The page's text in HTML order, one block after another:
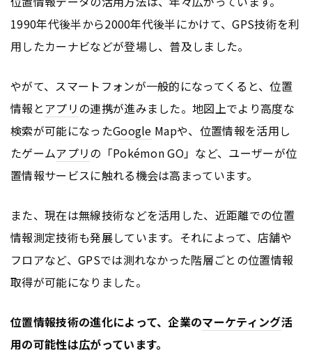
1990年代後半から2000年代後半にかけて、GPS技術を利
用したカーナビなどが登場し、普及しました。
やがて、スマートフォンが一般的になってくると、位置
情報とアプリの連携が進みました。地図上でより高度な
検索が可能になったGoogle Mapや、位置情報を活用し
たゲームアプリの「Pokémon GO」など、ユーザーが位
置情報サービスに触れる機会は高まっています。
また、現在は無線技術などを活用した、近距離での位置
情報測定技術も発展しています。それによって、店舗や
フロアなど、GPSでは測れなかった階層ごとの位置情報
取得が可能になりました。
位置情報技術の進化によって、企業のマーケティング活
用の可能性は広がっています。